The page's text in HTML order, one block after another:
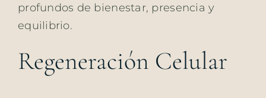
profundos de bienestar, presencia y
equilibrio.
Regeneración Celular